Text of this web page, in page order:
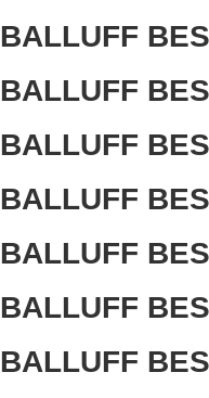
BALLUFF
BALLUFF
BALLUFF
BALLUFF
BALLUFF
BALLUFF
BALLUFF